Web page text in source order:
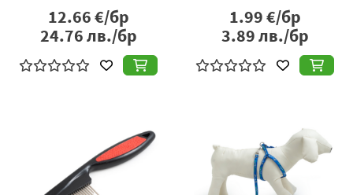
12.66€/бр
24.76лв./бр
1.99€/бр
3.89лв./бр